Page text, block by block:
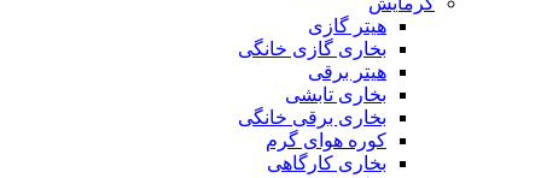
هیتر گازی
بخاری گازی خانگی
هیتر برقی
بخاری تابشی
بخاری برقی خانگی
کوره هوای گرم
بخاری کارگاهی